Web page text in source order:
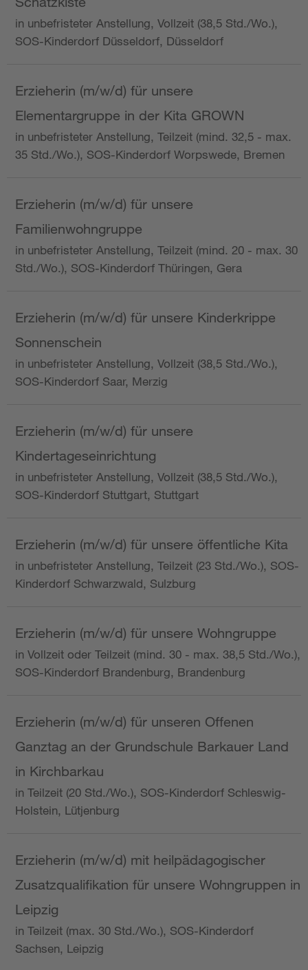
in unbefristeter Anstellung, Vollzeit (38,5 Std./Wo.),
SOS-Kinderdorf Düsseldorf, Düsseldorf
Erzieherin (m/w/d) für unsere
Elementargruppe in der Kita GROWN
in unbefristeter Anstellung, Teilzeit (mind. 32,5 - max.
35 Std./Wo.), SOS-Kinderdorf Worpswede, Bremen
Erzieherin (m/w/d) für unsere
Familienwohngruppe
in unbefristeter Anstellung, Teilzeit (mind. 20 - max. 30
Std./Wo.), SOS-Kinderdorf Thüringen, Gera
Erzieherin (m/w/d) für unsere Kinderkrippe
Sonnenschein
in unbefristeter Anstellung, Vollzeit (38,5 Std./Wo.),
SOS-Kinderdorf Saar, Merzig
Erzieherin (m/w/d) für unsere
Kindertageseinrichtung
in unbefristeter Anstellung, Vollzeit (38,5 Std./Wo.),
SOS-Kinderdorf Stuttgart, Stuttgart
Erzieherin (m/w/d) für unsere öffentliche Kita
in unbefristeter Anstellung, Teilzeit (23 Std./Wo.), SOS-
Kinderdorf Schwarzwald, Sulzburg
Erzieherin (m/w/d) für unsere Wohngruppe
in Vollzeit oder Teilzeit (mind. 30 - max. 38,5 Std./Wo.),
SOS-Kinderdorf Brandenburg, Brandenburg
Erzieherin (m/w/d) für unseren Offenen
Ganztag an der Grundschule Barkauer Land
in Kirchbarkau
in Teilzeit (20 Std./Wo.), SOS-Kinderdorf Schleswig-
Holstein, Lütjenburg
Erzieherin (m/w/d) mit heilpädagogischer
Zusatzqualifikation für unsere Wohngruppen in
Leipzig
in Teilzeit (max. 30 Std./Wo.), SOS-Kinderdorf
Sachsen, Leipzig